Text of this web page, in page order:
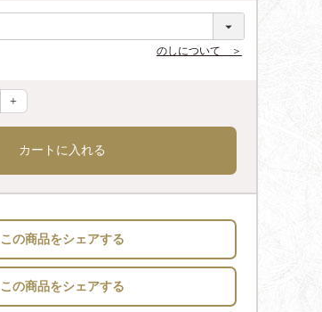
のしについて ＞
+
カートに入れる
この商品をシェアする
この商品をシェアする